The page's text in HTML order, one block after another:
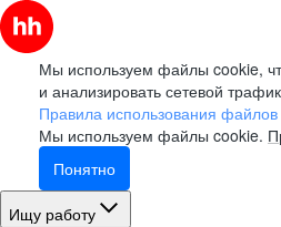
Мы используем файлы cookie,
и анализировать сетевой
Правила использования
Мы используем файлы cookie.
Понятно
Ищу работу